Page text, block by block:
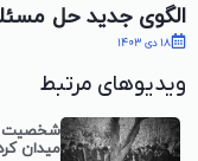
الگوی جدید حل
18 دی 1403
ویدیوهای مرتبط
شخصیت
میدان